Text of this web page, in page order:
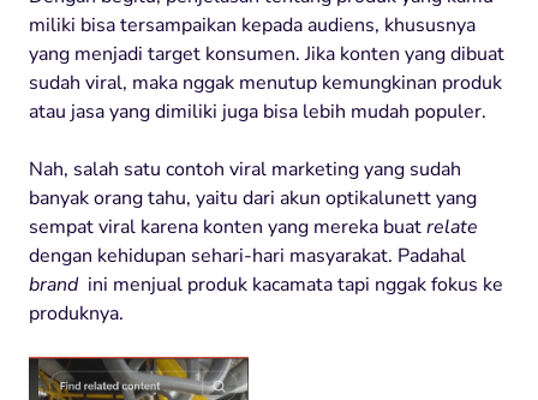
miliki bisa tersampaikan kepada audiens, khususnya
yang menjadi target konsumen. Jika konten yang dibuat
sudah viral, maka nggak menutup kemungkinan produk
atau jasa yang dimiliki juga bisa lebih mudah populer.
Nah, salah satu contoh viral marketing yang sudah
banyak orang tahu, yaitu dari akun optikalunett yang
sempat viral karena konten yang mereka buatrelate
dengan kehidupan sehari-hari masyarakat. Padahal
brand ini menjual produk kacamata tapi nggak fokus ke
produknya.